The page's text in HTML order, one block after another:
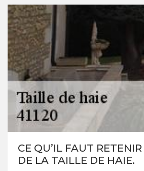
CE QU’IL FAUT
DE LA TAILLE DE HAIE.